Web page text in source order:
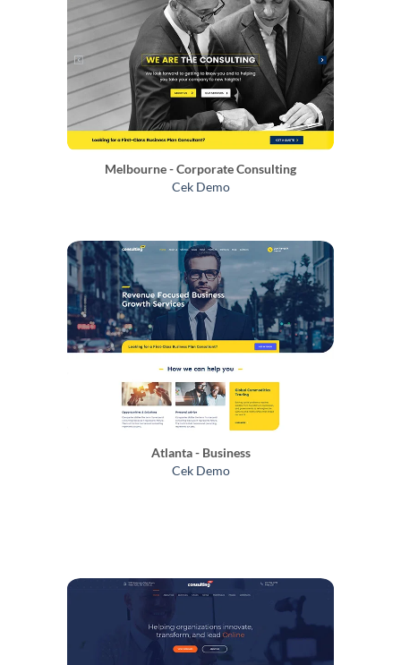
Melbourne - Corporate Consulting
Cek Demo
Atlanta - Business
Cek Demo